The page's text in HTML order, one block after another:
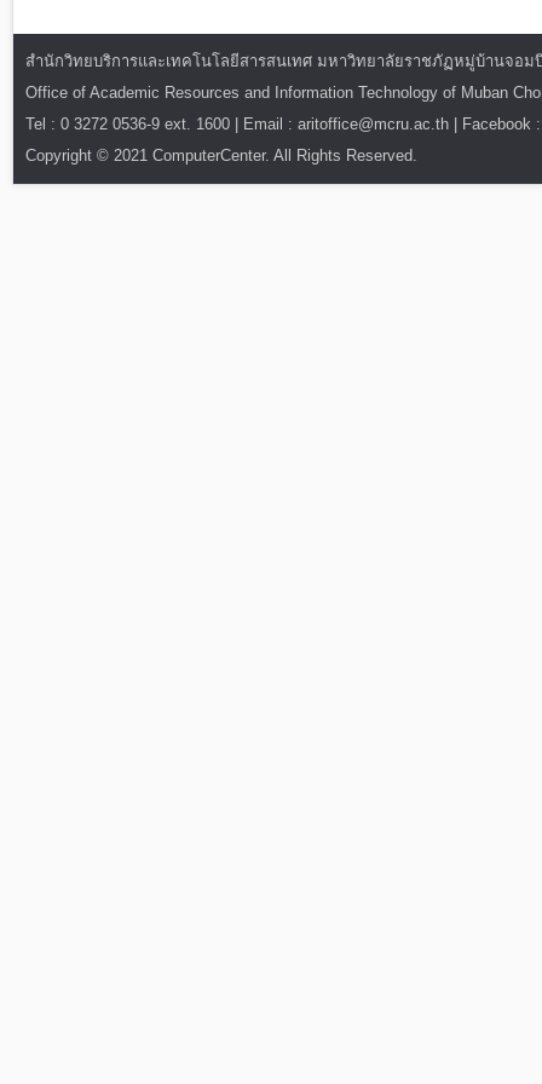
สำนักวิทยบริการและเทคโนโลยีสารสนเทศ มหาวิทยาลัยราชภัฏหมู่บ้านจอ
Office of Academic Resources and Information Technology of Muban
Tel : 0 3272 0536-9 ext. 1600 | Email : aritoffice@mcru.ac.th | Facebook
Copyright © 2021 ComputerCenter. All Rights Reserved.